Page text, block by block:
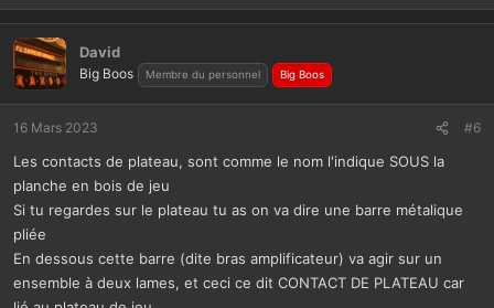
David
Big Boos Membre du personnel Big Boos
16 Mars 2023 #6
Les contacts de plateau, sont comme le nom l'indique SOUS la
planche en bois de jeu
Si tu regardes sur le plateau tu as on va dire une barre métalique
pliée
En dessous cette barre (dite bras amplificateur) va agir sur un
ensemble à deux lames, et ceci ce dit CONTACT DE PLATEAU car